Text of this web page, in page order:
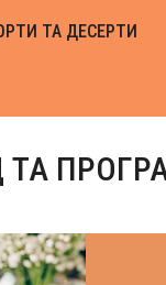
ТА ДЕСЕРТИ
ТА